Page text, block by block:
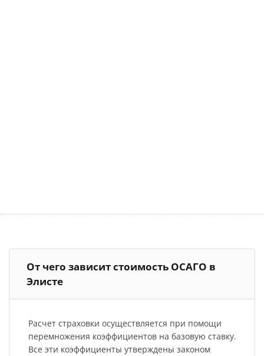
От чего зависит стоимость ОСАГО в
Элисте
Расчет страховки осуществляется при помощи
перемножения коэффициентов на базовую ставку.
Все эти коэффициенты утверждены законом